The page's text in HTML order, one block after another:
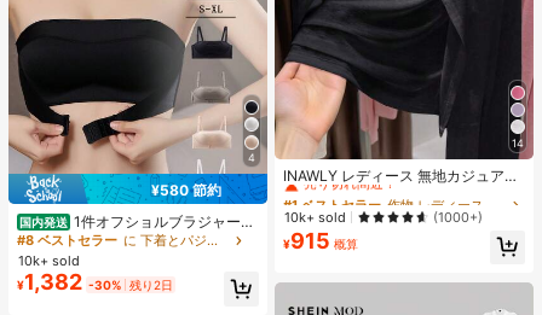
4
¥580 節約
国内発送 1件オフショルブラジャー、
小胸用アップチューブトップ、 オフ
ショルインナー 、脇高 谷間メイク下
着、A/Bカップノンワイヤーぶらジ
ャー
#8 ベストセラー
に 下着とパジャマ
10k+ sold
¥1,382 -30% 残り2日
14
INAWLY レディース 無地カジュアル
薄手カーディガン、春夏用
#1 ベストセラー
売り切れ間近！
#1 ベストセラー
売り切れ間近！
#1 ベストセラー
売り切れ間近！
#1 ベストセラー
10k+ sold (1000+)
¥915 概算